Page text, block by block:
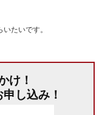
たいです。
け！
し込み！